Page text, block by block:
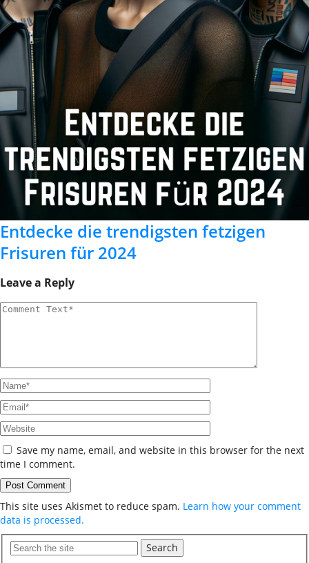
Entdecke die trendigsten fetzigen
Frisuren für 2024
Leave a Reply
Save my name, email, and website in this browser for the next
time I comment.
This site uses Akismet to reduce spam. Learn how your comment
data is processed.
Search